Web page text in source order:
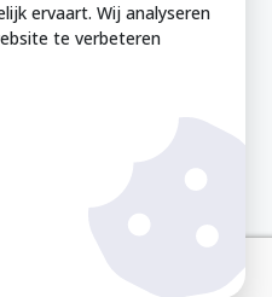
ervaart. Wij analyseren
te verbeteren
van de
KVK Zutphense